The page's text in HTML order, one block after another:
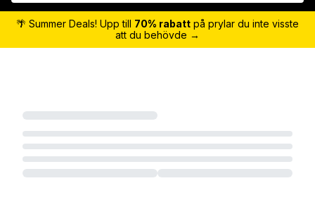
🌴 Summer Deals! Upp till 70% rabatt på prylar du inte visste
att du behövde →